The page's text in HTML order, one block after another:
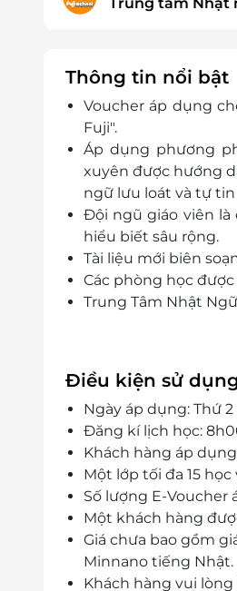
Thông tin nổi bật
Voucher áp dụng
Fuji".
Áp dụng phương
xuyên được hướng
ngữ lưu loát và tự
Đội ngũ giáo viên là
hiểu biết sâu rộng.
Tài liệu mới biên
Các phòng học
Trung Tâm Nhật
động trong lĩnh tư
Là đại diện tuyển
Điều kiện sử
Ngày áp dụng: Thứ
Đăng kí lịch học:
Khách hàng áp
Một lớp tối đa 15 học
Số lượng E-Voucher
Một khách hàng
Giá chưa bao gồm
Minnano tiếng Nhật.
Khách hàng vui